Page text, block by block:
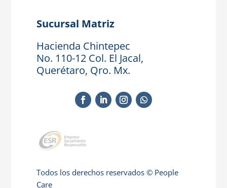
Sucursal Matriz
Hacienda Chintepec
No. 110-12 Col. El Jacal,
Querétaro, Qro. Mx.
Todos los derechos reservados © People
Care